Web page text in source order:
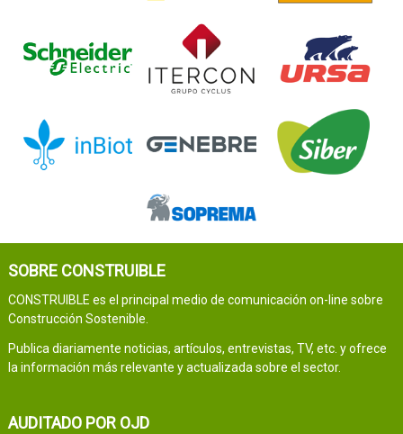
SOBRE CONSTRUIBLE
CONSTRUIBLE es el principal medio de comunicación on-line sobre
Construcción Sostenible.
Publica diariamente noticias, artículos, entrevistas, TV, etc. y ofrece
la información más relevante y actualizada sobre el sector.
AUDITADO POR OJD